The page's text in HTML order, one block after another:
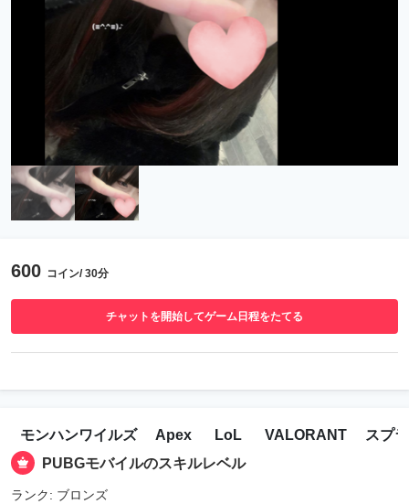
600 コイン/ 30分
チャットを開始してゲーム日程をたてる
モンハンワイルズ Apex LoL VALORANT
スプ
PUBGモバイルのスキルレベル
ランク: ブロンズ